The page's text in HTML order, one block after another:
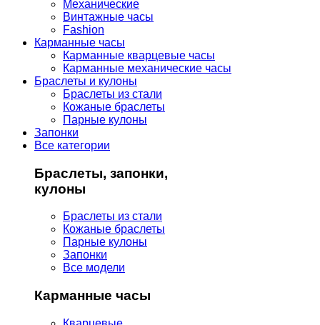
Механические
Винтажные часы
Fashion
Карманные часы
Карманные кварцевые часы
Карманные механические часы
Браслеты и кулоны
Браслеты из стали
Кожаные браслеты
Парные кулоны
Запонки
Все категории
Браслеты, запонки,
кулоны
Браслеты из стали
Кожаные браслеты
Парные кулоны
Запонки
Все модели
Карманные часы